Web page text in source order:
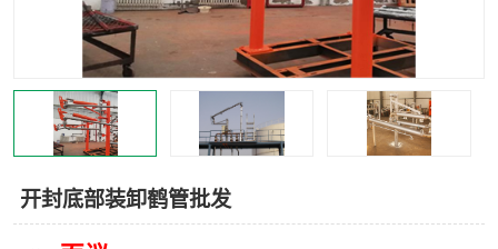
开封底部装卸鹤管批发
汽车鹤管 顶部鹤管
底部鹤管 低温鹤管
浮动出油装置 鹤管
车臂